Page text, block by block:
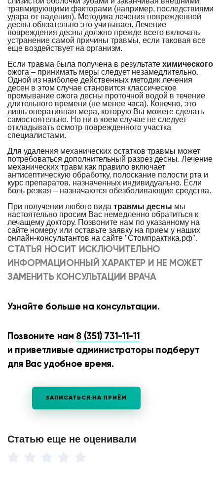
травмирующими факторами (например, последствиями
удара от падения). Методика лечения поврежденной
десны обязательно это учитывает. Лечение
повреждения десны должно прежде всего включать
устранение самой причины травмы, если таковая все
еще воздействует на организм.
Если травма была получена в результате химического
ожога – принимать меры следует незамедлительно.
Одной из наиболее действенных методик лечения
десен в этом случае становится классическое
промывание ожога десны проточной водой в течение
длительного времени (не менее часа). Конечно, это
лишь оперативная мера, которую Вы можете сделать
самостоятельно. Но ни в коем случае не следует
откладывать осмотр поврежденного участка
специалистами.
Для удаления механических остатков травмы может
потребоваться дополнительный разрез десны. Лечение
механических травм как правило включает
антисептическую обработку, полоскание полости рта и
курс препаратов, назначенных индивидуально. Если
боль резкая – назначаются обезболивающие средства.
При получении любого вида травмы десны мы
настоятельно просим Вас немедленно обратиться к
лечащему доктору. Позвоните нам по указанному на
сайте номеру или оставьте заявку на прием у наших
онлайн-консультантов на сайте "Стомпрактика.рф".
СТАТЬЯ НОСИТ ИСКЛЮЧИТЕЛЬНО
ИНФОРМАЦИОННЫЙ ХАРАКТЕР И НЕ МОЖЕТ
ЗАМЕНИТЬ КОНСУЛЬТАЦИИ ВРАЧА
Узнайте больше на консультации.
Позвоните нам 8 (351) 731-11-11
и приветливые администраторы подберут
для Вас удобное время.
ЗАПИСАТЬСЯ НА ПРИЁМ
Статью еще не оценивали